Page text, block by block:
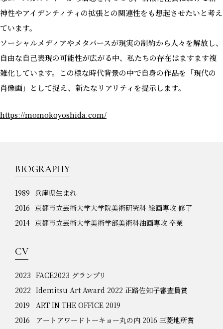
神性やアイデンティティの拡張との関連性をも想起させたいと考え
ています。
ソーシャルメディアやメタバースが現実の制約から人々を解放し、
自由な自己表現の可能性が広がる中、私たちの存在はますます複
雑化しています。この様な時代背景の中で自身の作品を「現代の
肖像画」として捉え、新たなリアリティを提示します。
https://momokoyoshida.com/
BIOGRAPHY
1989 兵庫県生まれ
2016 京都市立芸術大学大学院美術研究科 絵画専攻 修了
2014 京都市立芸術大学美術学部美術科油画専攻 卒業
CV
2023 FACE2023 グランプリ
2022 Idemitsu Art Award 2022 正路佐知子審査員賞
2019
ART IN THE OFFICE 2019
2016
アートアワードトーキョー丸の内 2016 三菱地所賞